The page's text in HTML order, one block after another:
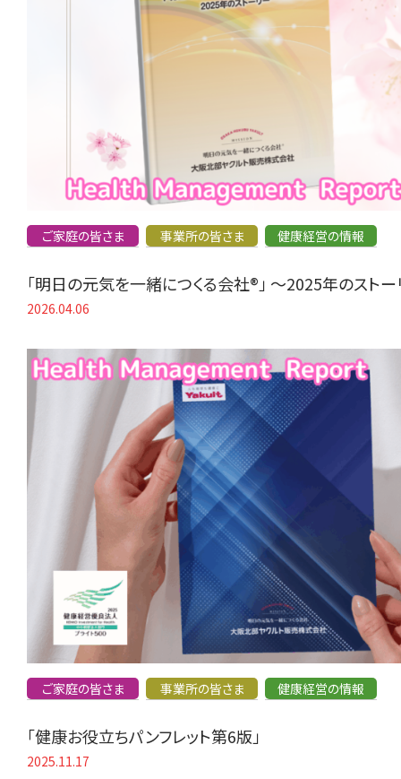
ご家庭の皆さま 事業所の皆さま 健康経営の情報
「明日の元気を一緒につくる会社®」 〜2025年のスト
2026.04.06
ご家庭の皆さま 事業所の皆さま 健康経営の情報
「健康お役立ちパンフレット第6版」
2025.11.17